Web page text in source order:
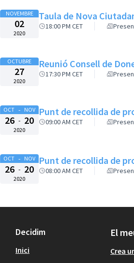
NOVEMBRE
02
2020
Taula de Nova
18:00 PM CET
OCTUBRE
27
2020
Reunió Consell de
17:30 PM CET
OCT - NOV
26 - 20
2020
Punt de recollida de
09:00 AM CET
OCT - NOV
26 - 20
2020
Punt de recollida de
08:00 AM CET
Decidim
Inici
El
Crea